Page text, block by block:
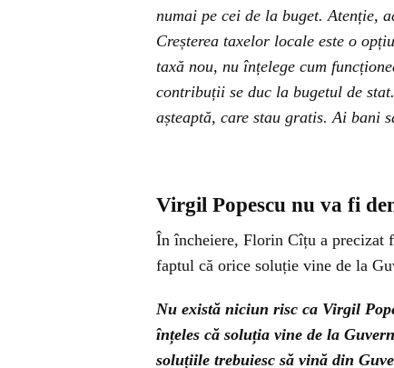
numai pe cei de la buget. Atenție,
Creșterea taxelor locale este o
taxă nou, nu înțelege cum
contribuții se duc la bugetul de
așteaptă, care stau gratis. Ai bani
Virgil Popescu nu va fi
În încheiere, Florin Cîțu a precizat
faptul că orice soluție vine de la
Nu există niciun risc ca Virgil
înțeles că soluția vine de la
soluțiile trebuiesc să vină din